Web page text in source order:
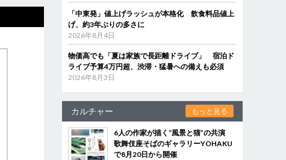
「中東発」値上げラッシュが本格化 飲食料品値上
げ、約3年ぶりの多さに
2026年8月4日
物価高でも「夏は家族で長距離ドライブ」 宿泊ド
ライブ予算4万円超、渋滞・猛暑への備えも必須
2026年8月3日
カルチャー もっと見る
6人の作家が描く“風景と猫”の共演
歌舞伎座そばのギャラリーYOHAKU
で8月20日から開催